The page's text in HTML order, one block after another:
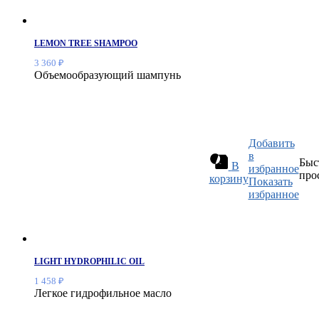
LEMON TREE SHAMPOO
3 360 ₽
Объемообразующий шампунь
В
корзину
Добавить
в
избранное
Показать
избранное
LIGHT HYDROPHILIC OIL
1 458 ₽
Легкое гидрофильное масло